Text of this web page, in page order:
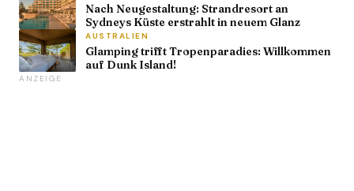
Nach Neugestaltung: Strandresort an
Sydneys Küste erstrahlt in neuem Glanz
AUSTRALIEN
Glamping trifft Tropenparadies: Willkommen
auf Dunk Island!
ANZEIGE